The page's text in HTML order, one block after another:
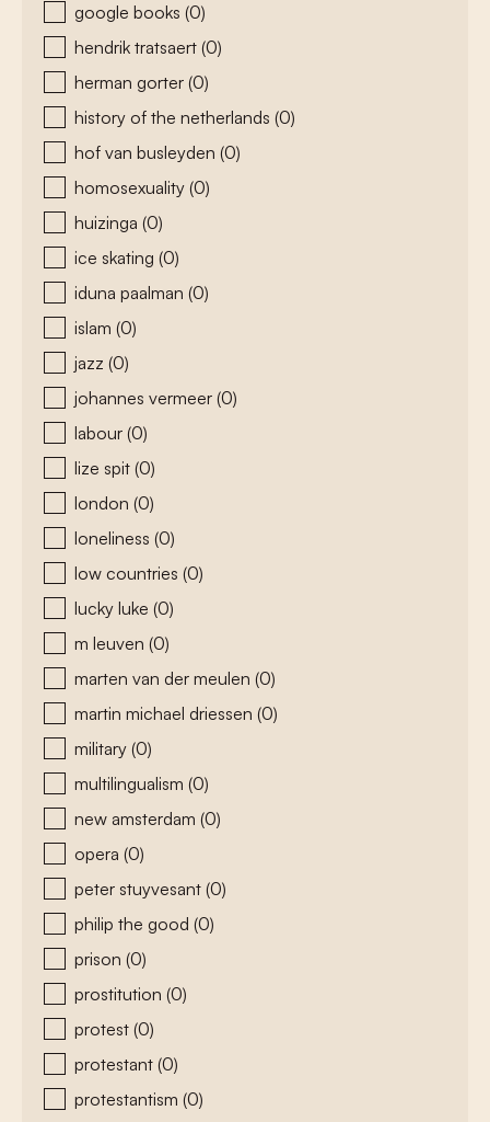
google books (0)
hendrik tratsaert (0)
herman gorter (0)
history of the netherlands (0)
hof van busleyden (0)
homosexuality (0)
huizinga (0)
ice skating (0)
iduna paalman (0)
islam (0)
jazz (0)
johannes vermeer (0)
labour (0)
lize spit (0)
london (0)
loneliness (0)
low countries (0)
lucky luke (0)
m leuven (0)
marten van der meulen (0)
martin michael driessen (0)
military (0)
multilingualism (0)
new amsterdam (0)
opera (0)
peter stuyvesant (0)
philip the good (0)
prison (0)
prostitution (0)
protest (0)
protestant (0)
protestantism (0)